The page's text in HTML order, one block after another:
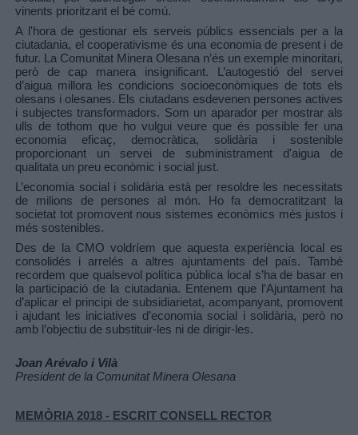
vinents prioritzant el bé comú.
A l'hora de gestionar els serveis públics essencials per a la
ciutadania, el cooperativisme és una economia de present i de
futur. La Comunitat Minera Olesana n’és un exemple minoritari,
però de cap manera insignificant. L’autogestió del servei
d’aigua millora les condicions socioeconòmiques de tots els
olesans i olesanes. Els ciutadans esdevenen persones actives
i subjectes transformadors. Som un aparador per mostrar als
ulls de tothom que ho vulgui veure que és possible fer una
economia eficaç, democràtica, solidària i sostenible
proporcionant un servei de subministrament d'aigua de
qualitata un preu econòmic i social just.
L’economia social i solidària està per resoldre les necessitats
de milions de persones al món. Ho fa democratitzant la
societat tot promovent nous sistemes econòmics més justos i
més sostenibles.
Des de la CMO voldríem que aquesta experiència local es
consolidés i arrelés a altres ajuntaments
del país. També
recordem que qualsevol política pública local s’ha de basar en
la participació de la ciutadania. Entenem que l’Ajuntament ha
d’aplicar el principi de subsidiarietat, acompanyant, promovent
i ajudant les iniciatives d’economia social i solidària, però no
amb l’objectiu de substituir-les ni de dirigir-les.
Joan Arévalo i Vilà
President de la Comunitat Minera Olesana
MEMÒRIA 2018 - ESCRIT CONSELL RECTOR